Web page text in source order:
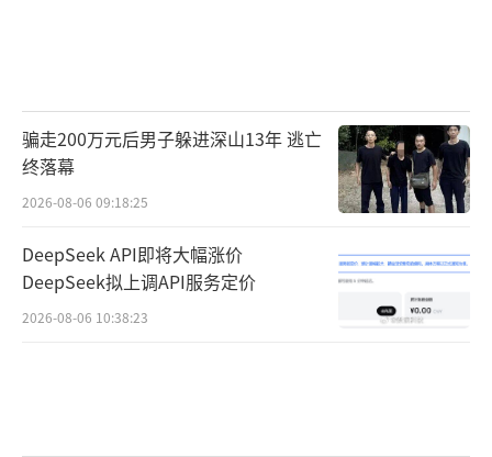
骗走200万元后男子躲进深山13年 逃亡
终落幕
2026-08-06 09:18:25
DeepSeek API即将大幅涨价
DeepSeek拟上调API服务定价
2026-08-06 10:38:23